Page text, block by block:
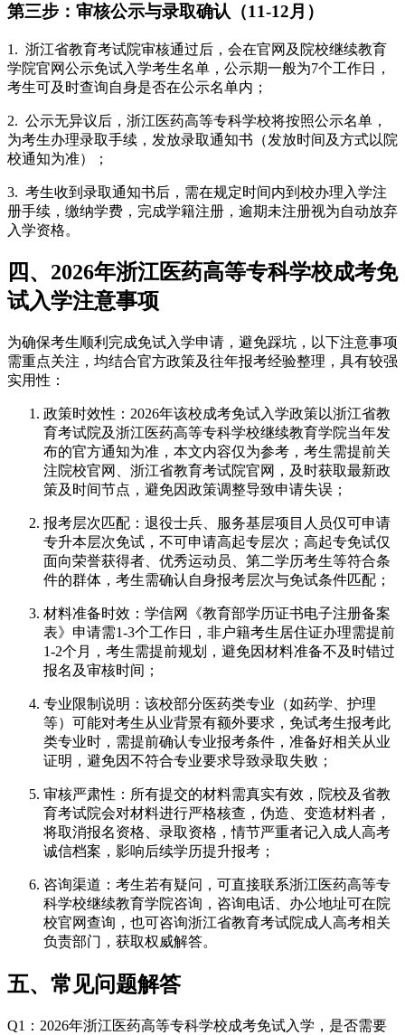
第三步：审核公示与录取确认（11-12月）
1. 浙江省教育考试院审核通过后，会在官网及院校继续教育
学院官网公示免试入学考生名单，公示期一般为7个工作日，
考生可及时查询自身是否在公示名单内；
2. 公示无异议后，浙江医药高等专科学校将按照公示名单，
为考生办理录取手续，发放录取通知书（发放时间及方式以院
校通知为准）；
3. 考生收到录取通知书后，需在规定时间内到校办理入学注
册手续，缴纳学费，完成学籍注册，逾期未注册视为自动放弃
入学资格。
四、2026年浙江医药高等专科学校成考免
试入学注意事项
为确保考生顺利完成免试入学申请，避免踩坑，以下注意事项
需重点关注，均结合官方政策及往年报考经验整理，具有较强
实用性：
政策时效性：2026年该校成考免试入学政策以浙江省教
育考试院及浙江医药高等专科学校继续教育学院当年发
布的官方通知为准，本文内容仅为参考，考生需提前关
注院校官网、浙江省教育考试院官网，及时获取最新政
策及时间节点，避免因政策调整导致申请失误；
报考层次匹配：退役士兵、服务基层项目人员仅可申请
专升本层次免试，不可申请高起专层次；高起专免试仅
面向荣誉获得者、优秀运动员、第二学历考生等符合条
件的群体，考生需确认自身报考层次与免试条件匹配；
材料准备时效：学信网《教育部学历证书电子注册备案
表》申请需1-3个工作日，非户籍考生居住证办理需提前
1-2个月，考生需提前规划，避免因材料准备不及时错过
报名及审核时间；
专业限制说明：该校部分医药类专业（如药学、护理
等）可能对考生从业背景有额外要求，免试考生报考此
类专业时，需提前确认专业报考条件，准备好相关从业
证明，避免因不符合专业要求导致录取失败；
审核严肃性：所有提交的材料需真实有效，院校及省教
育考试院会对材料进行严格核查，伪造、变造材料者，
将取消报名资格、录取资格，情节严重者记入成人高考
诚信档案，影响后续学历提升报考；
咨询渠道：考生若有疑问，可直接联系浙江医药高等专
科学校继续教育学院咨询，咨询电话、办公地址可在院
校官网查询，也可咨询浙江省教育考试院成人高考相关
负责部门，获取权威解答。
五、常见问题解答
Q1：2026年浙江医药高等专科学校成考免试入学，是否需要